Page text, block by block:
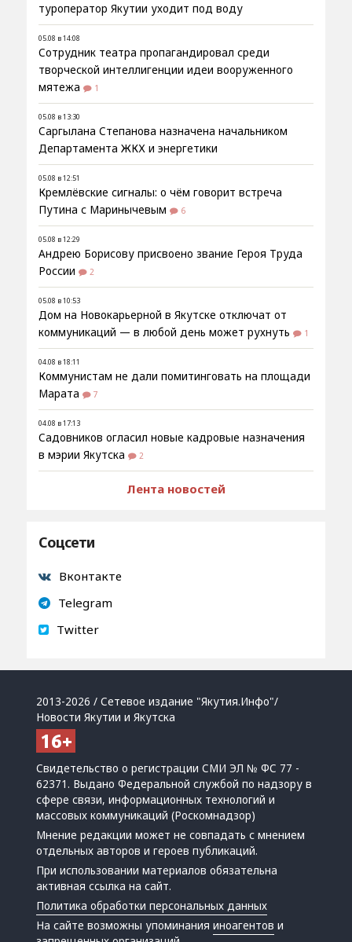
туроператор Якутии уходит под воду
05.08 в 14:08
Сотрудник театра пропагандировал среди
творческой интеллигенции идеи вооруженного
мятежа
1
05.08 в 13:30
Саргылана Степанова назначена начальником
Департамента ЖКХ и энергетики
05.08 в 12:51
Кремлёвские сигналы: о чём говорит встреча
Путина с Маринычевым
6
05.08 в 12:29
Андрею Борисову присвоено звание Героя Труда
России
2
05.08 в 10:53
Дом на Новокарьерной в Якутске отключат от
коммуникаций — в любой день может рухнуть
1
04.08 в 18:11
Коммунистам не дали помитинговать на площади
Марата
7
04.08 в 17:13
Садовников огласил новые кадровые назначения
в мэрии Якутска
2
Лента новостей
Соцсети
Вконтакте
Telegram
Twitter
2013-2026 / Сетевое издание "Якутия.Инфо"/
Новости Якутии и Якутска
Свидетельство о регистрации СМИ ЭЛ № ФС 77 -
62371. Выдано Федеральной службой по надзору в
сфере связи, информационных технологий и
массовых коммуникаций (Роскомнадзор)
Мнение редакции может не совпадать с мнением
отдельных авторов и героев публикаций.
При использовании материалов обязательна
активная ссылка на сайт.
Политика обработки персональных данных
На сайте возможны упоминанияиноагентов и